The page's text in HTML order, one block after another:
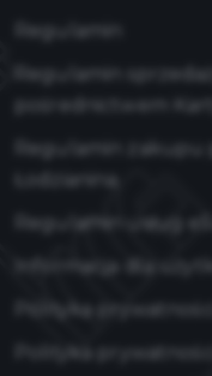
Regulamin
Regulamin
pośrednictwem
Regulamin zakupu
Łodzianina
Regulamin usług
Informacja dla
Polityka prywatności
Polityka